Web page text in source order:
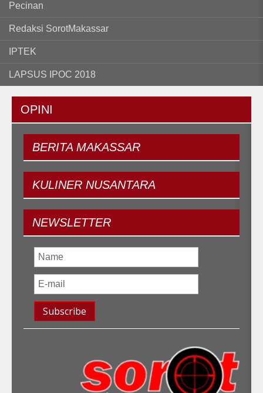
Pecinan
Redaksi SorotMakassar
IPTEK
LAPSUS IPOC 2018
OPINI
BERITA MAKASSAR
KULINER NUSANTARA
NEWSLETTER